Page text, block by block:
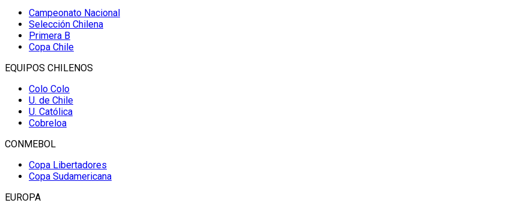
Campeonato Nacional
Selección Chilena
Primera B
Copa Chile
EQUIPOS CHILENOS
Colo Colo
U. de Chile
U. Católica
Cobreloa
CONMEBOL
Copa Libertadores
Copa Sudamericana
EUROPA